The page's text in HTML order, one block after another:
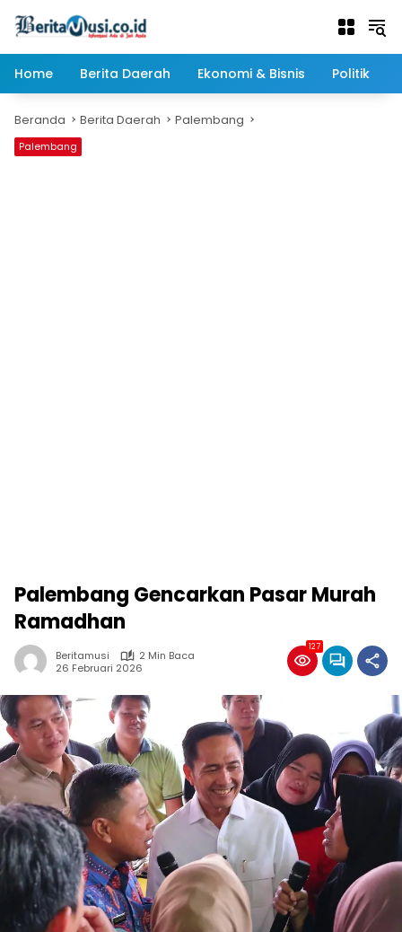
Home
Berita Daerah Ekonomi & Bisnis Politik
Beranda Berita Daerah Palembang
Palembang
Palembang Gencarkan Pasar Murah
Ramadhan
Beritamusi
2 Min Baca
26 Februari 2026
127